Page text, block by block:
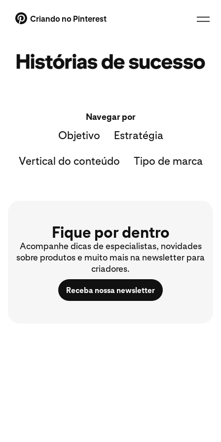
Criando no Pinterest
Navegar por
Objetivo
Estratégia
Vertical do conteúdo
Tipo de marca
Fique por dentro
Acompanhe dicas de especialistas, novidades
sobre produtos e muito mais na newsletter para
criadores.
Receba nossa newsletter